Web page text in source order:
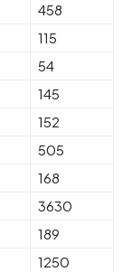
458
115
54
145
152
505
168
3630
189
1250